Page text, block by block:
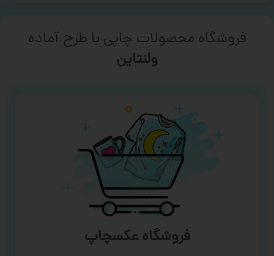
فروشگاه محصولات چاپی با طرح آماده
ورزشی
فروشگاه عکسچاپ